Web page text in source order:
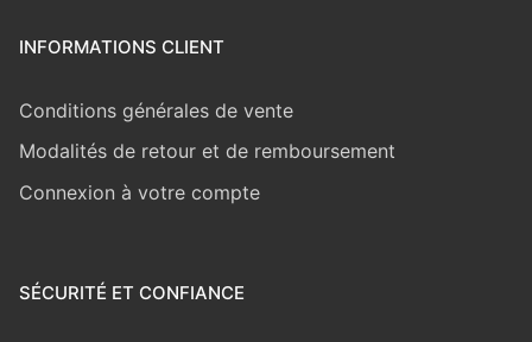
INFORMATIONS CLIENT
Conditions générales de vente
Modalités de retour et de remboursement
Connexion à votre compte
SÉCURITÉ ET CONFIANCE